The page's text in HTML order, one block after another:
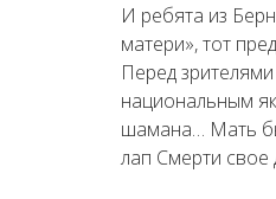
И ребята из
матери», тот
Перед
национальным
шамана… Мать
лап Смерти свое